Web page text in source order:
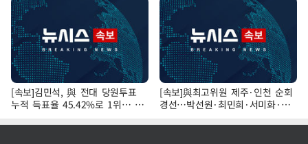
[속보]김민석, 與 전대 당원투표
누적 득표율 45.42%로 1위… 정
청래 44.56%
[속보]與최고위원 제주·인천 순회
경선…박선원·최민희·서미화·한
민수·김용 순